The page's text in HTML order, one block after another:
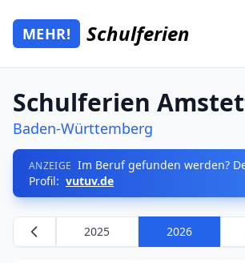
Zum Hauptinhalt springen
Mehr Schulferien
MEHR! Schulferien
Schulferien
Baden-Württemberg
ANZEIGE Im Beruf gefunden werden?
Profil: vutuv.de
2025 2026